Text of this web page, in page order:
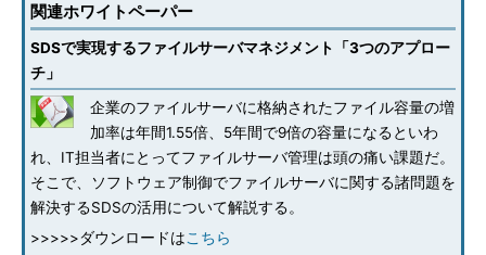
関連ホワイトペーパー
SDSで実現するファイルサーバマネジメント「3つのアプロー
チ」
企業のファイルサーバに格納されたファイル容量の増
加率は年間1.55倍、5年間で9倍の容量になるといわ
れ、IT担当者にとってファイルサーバ管理は頭の痛い課題だ。
そこで、ソフトウェア制御でファイルサーバに関する諸問題を
解決するSDSの活用について解説する。
>>>>>ダウンロードはこちら